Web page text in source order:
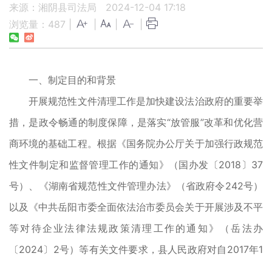
来源：湘阴县司法局
2024-12-04 17:18
浏览量： 487
一、制定目的和背景
开展规范性文件清理工作是加快建设法治政府的重要举
措，是政令畅通的制度保障，是落实“放管服”改革和优化营
商环境的基础工程。根据《国务院办公厅关于加强行政规范
性文件制定和监督管理工作的通知》（国办发〔2018〕37
号）、《湖南省规范性文件管理办法》（省政府令242号）
以及《中共岳阳市委全面依法治市委员会关于开展涉及不平
等对待企业法律法规政策清理工作的通知》（岳法办
〔2024〕2号）等有关文件要求，县人民政府对自2017年1